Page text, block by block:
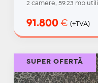
2 camere, 59.23 mp utili
91.800 € (+TVA)
SUPER OFERTĂ